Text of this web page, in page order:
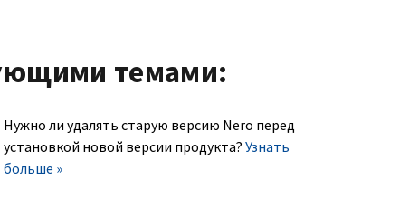
темами:
Нужно ли удалять старую версию Nero перед
установкой новой версии продукта? Узнать
больше »